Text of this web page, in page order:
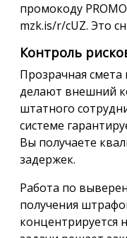
промокоду
mzk.is/r/cUZ. Это
Контроль
Прозрачная смета
делают внешний
штатного
системе
Вы получаете
задержек.
Работа по
получения
концентрируется